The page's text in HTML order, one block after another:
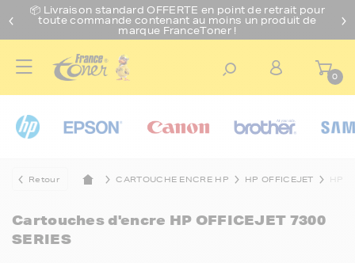
📦 Livraison standard OFFERTE en point de retrait pour
toute commande contenant au moins un produit de
marque FranceToner !
0
Retour CARTOUCHE ENCRE HP HP OFFICEJET HP
Cartouches d'encre HP OFFICEJET 7300
SERIES